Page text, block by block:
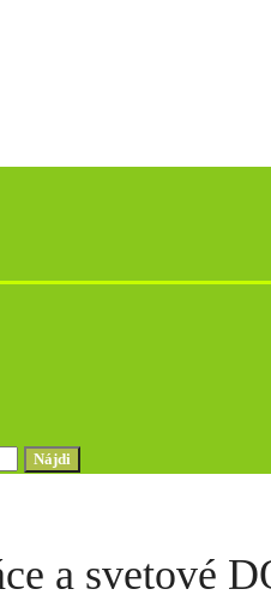
a svetové